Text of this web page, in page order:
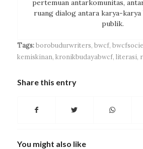
pertemuan antarkomunitas,
ruang dialog antara karya-karya
publik.
Tags: borobudurwriters, bwcf,
kemiskinan, kronikbudayabwcf, literasi,
Share this entry
You might also like